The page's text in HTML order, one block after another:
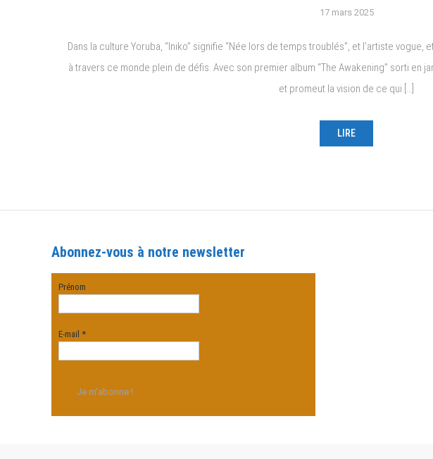
17 mars 2025
Dans la culture Yoruba, “Iniko” signifie “Née lors de temps troublés”, et l’artiste
à travers ce monde plein de défis. Avec son premier album “The Awakening” sorti en
et promeut la vision de ce qui […]
LIRE
Abonnez-vous à notre newsletter
Prénom
E-mail *